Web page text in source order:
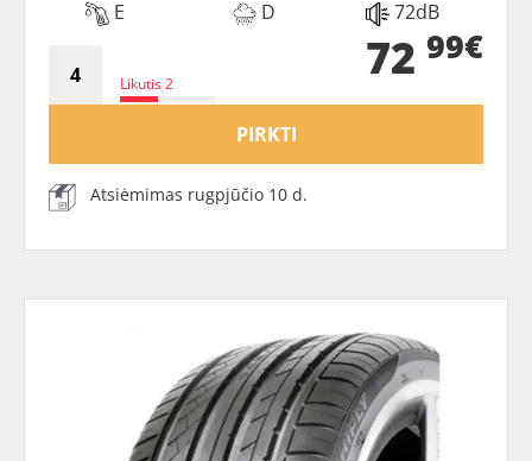
E
D 72dB
Likutis 2 72 99€
PIRKTI
Atsiėmimas rugpjūčio 10 d.